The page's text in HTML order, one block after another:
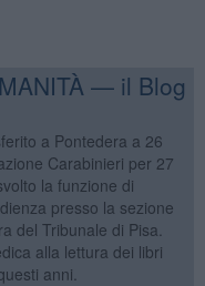
— il Blog
a Pontedera a 26
Carabinieri per 27
la funzione di
presso la sezione
del Tribunale di Pisa.
alla lettura dei libri
anni.